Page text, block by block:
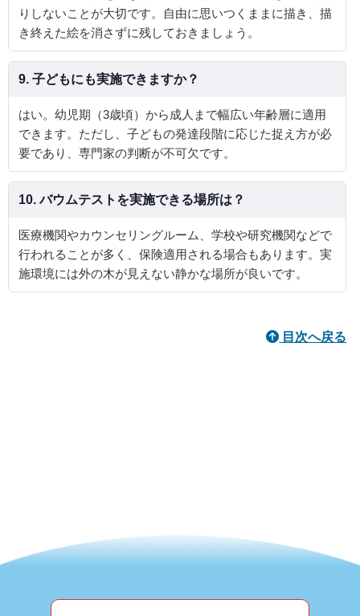
りしないことが大切です。自由に思いつくままに描き、描
き終えた絵を消さずに残しておきましょう。
9. 子どもにも実施できますか？
はい。幼児期（3歳頃）から成人まで幅広い年齢層に適用
できます。ただし、子どもの発達段階に応じた捉え方が必
要であり、専門家の判断が不可欠です。
10. バウムテストを実施できる場所は？
医療機関やカウンセリングルーム、学校や研究機関などで
行われることが多く、保険適用される場合もあります。実
施環境には外の木が見えない静かな場所が良いです。
目次へ戻る